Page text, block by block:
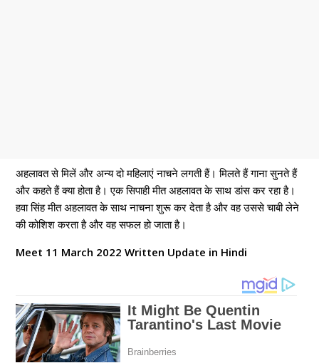
अहलावत से मिलें और अन्य दो महिलाएं नाचने लगती हैं। मिलते हैं गाना सुनते हैं
और कहते हैं क्या होता है। एक सिपाही मीत अहलावत के साथ डांस कर रहा है।
हवा सिंह मीत अहलावत के साथ नाचना शुरू कर देता है और वह उससे चाबी लेने
की कोशिश करता है और वह सफल हो जाता है।
Meet 11 March 2022 Written Update in Hindi